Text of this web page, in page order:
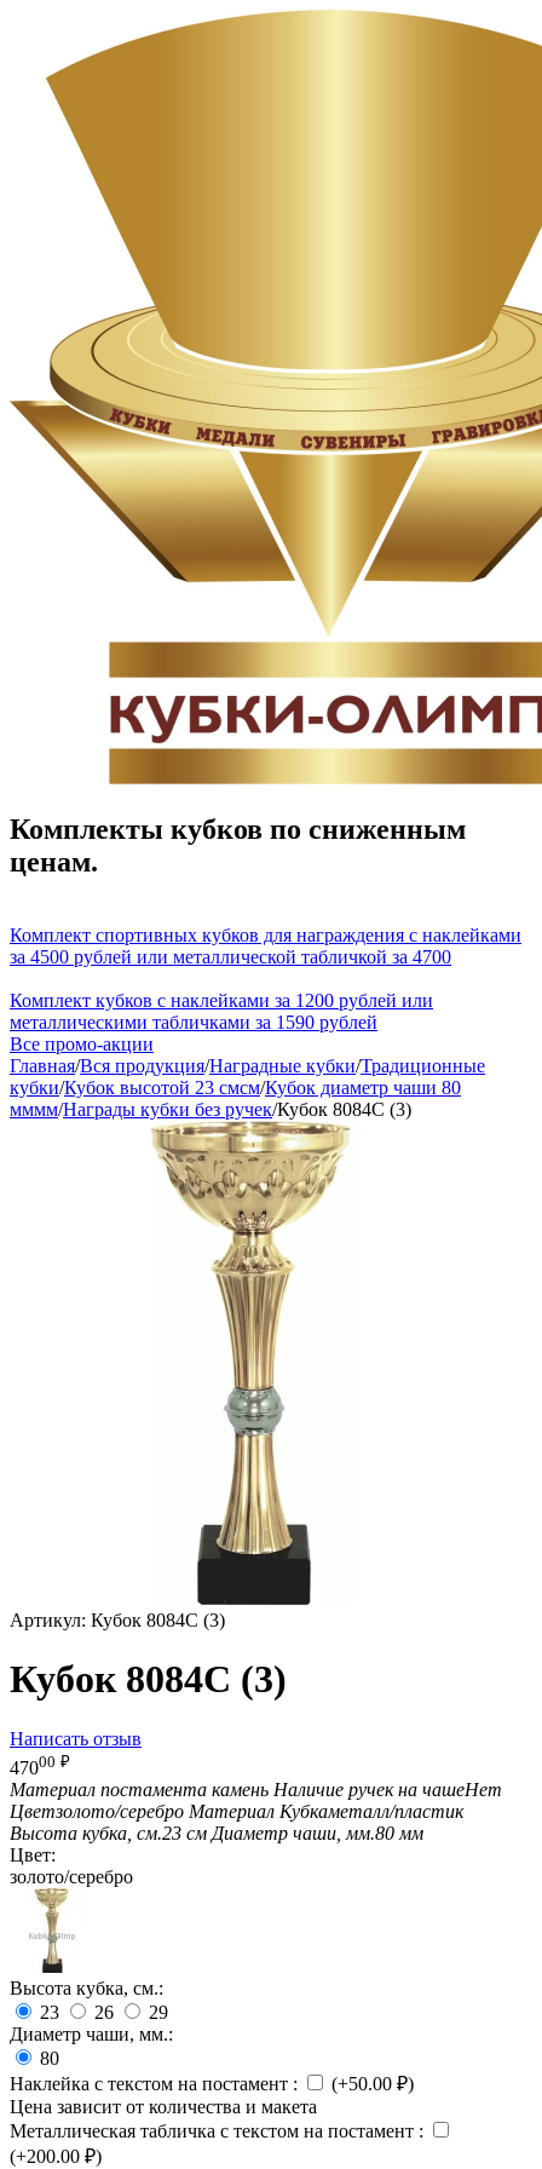
Комплекты кубков по сниженным
ценам.
Комплект спортивных кубков для награждения с наклейками
за 4500 рублей или металлической табличкой за 4700
Комплект кубков с наклейками за 1200 рублей или
металлическими табличками за 1590 рублей
Все промо-акции
Главная/Вся продукция/Наградные кубки/Традиционные
кубки/Кубок высотой 23 смсм/Кубок диаметр чаши 80
мммм/Награды кубки без ручек/Кубок 8084C (3)
Артикул: Кубок 8084C (3)
Кубок 8084C (3)
Написать отзыв
47000 ₽
Материал постамента камень Наличие ручек на чашеНет
Цветзолото/серебро Материал Кубкаметалл/пластик
Высота кубка, см.23 см Диаметр чаши, мм.80 мм
Цвет:
золото/серебро
Высота кубка, см.:
23
26
29
Диаметр чаши, мм.:
80
Наклейка с текстом на постамент : (+50.00 ₽)
Цена зависит от количества и макета
Металлическая табличка с текстом на постамент :
(+200.00 ₽)